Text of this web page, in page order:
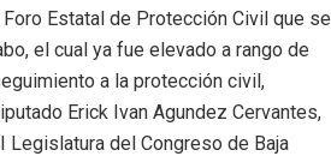
Estatal de Protección Civil que se
el cual ya fue elevado a rango de
a la protección civil,
Erick Ivan Agundez Cervantes,
del Congreso de Baja